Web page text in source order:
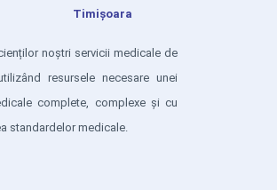
Timișoara
noștri servicii medicale de
resursele necesare unei
complete, complexe și cu
standardelor medicale.